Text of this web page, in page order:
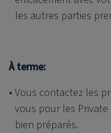
les autres parties
À terme:
Vous contactez les
vous pour les
bien préparés.